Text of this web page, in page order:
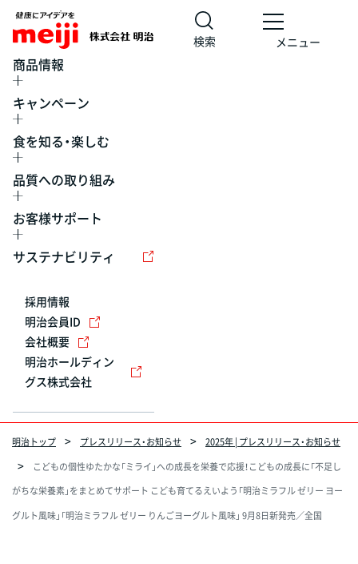
検索 メニュー
商品情報
キャンペーン
食を知る・楽しむ
品質への取り組み
お客様サポート
サステナビリティ
採用情報
明治会員ID
会社概要
明治ホールディン
グス株式会社
明治トップ プレスリリース・お知らせ
2025年 | プレスリリース・お知らせ
こどもの個性ゆたかな「ミライ」への成長を栄養で応援！こどもの成長に「不足し
がちな栄養素」をまとめてサポート こども育てるえいよう「明治ミラフル ゼリー ヨー
グルト風味」「明治ミラフル ゼリー りんごヨーグルト風味」 9月8日新発売／全国